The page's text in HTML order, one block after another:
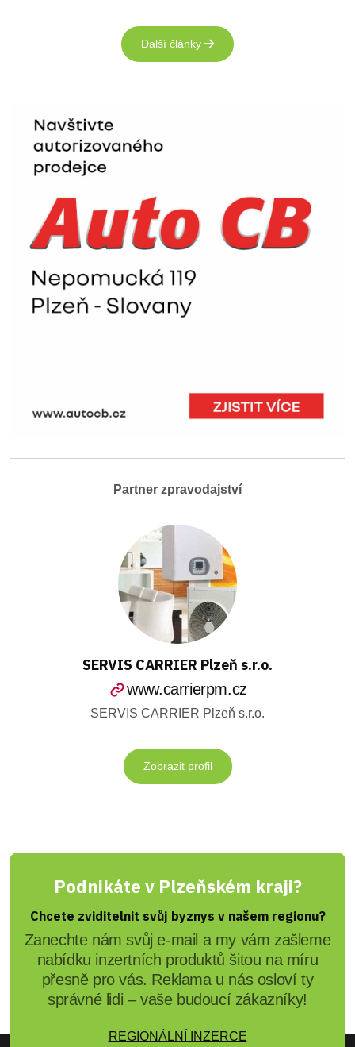
Další články
Partner zpravodajství
SERVIS CARRIER Plzeň s.r.o.
www.carrierpm.cz
SERVIS CARRIER Plzeň s.r.o.
Zobrazit profil
Podnikáte v Plzeňském kraji?
Chcete zviditelnit svůj byznys v našem regionu?
Zanechte nám svůj e-mail a my vám zašleme
nabídku inzertních produktů šitou na míru
přesně pro vás. Reklama u nás osloví ty
správné lidi – vaše budoucí zákazníky!
REGIONÁLNÍ INZERCE